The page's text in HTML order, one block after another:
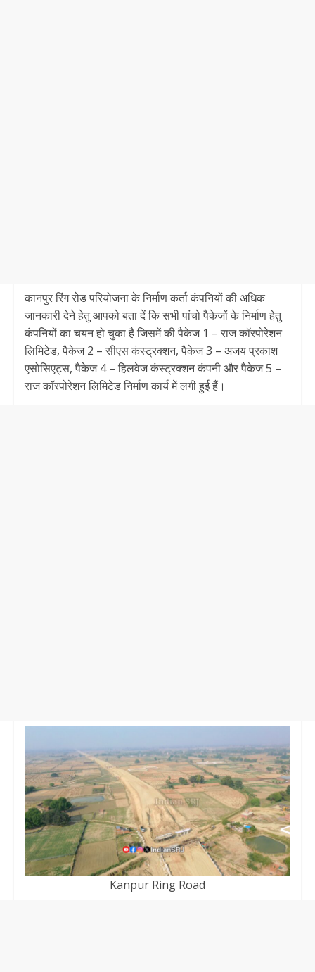
कानपुर रिंग रोड परियोजना के निर्माण कर्ता कंपनियों की अधिक
जानकारी देने हेतु आपको बता दें कि सभी पांचो पैकेजों के निर्माण हेतु
कंपनियों का चयन हो चुका है जिसमें की पैकेज 1 – राज कॉरपोरेशन
लिमिटेड, पैकेज 2 – सीएस कंस्ट्रक्शन, पैकेज 3 – अजय प्रकाश
एसोसिएट्स, पैकेज 4 – हिलवेज कंस्ट्रक्शन कंपनी और पैकेज 5 –
राज कॉरपोरेशन लिमिटेड निर्माण कार्य में लगी हुई हैं।
Kanpur Ring Road